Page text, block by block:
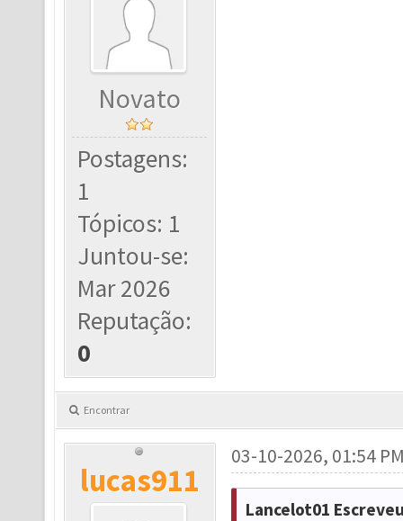
Novato
Postagens:
1
Tópicos: 1
Juntou-se:
Mar 2026
Reputação:
0
Encontrar
lucas911
03-10-2026, 01:54
Lancelot01